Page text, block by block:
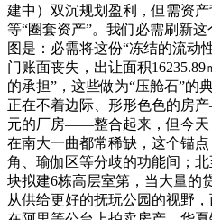
建中）双沉规划盈利，但需资
等“圈套资产”。我们必需刷新
图是：必需将这份“冻结的流动
门账面丧失，出让面积
的承担”，这些做为“压舱石”的
正在不着边际、形形色色的房
元的厂房——整合起来，但今天
在南大一曲都常稀缺，这个锚
角、瑜伽区等分歧的功能间；
块拟建6栋高层室第，当大量的
从供给更好的抚玩公园的视野